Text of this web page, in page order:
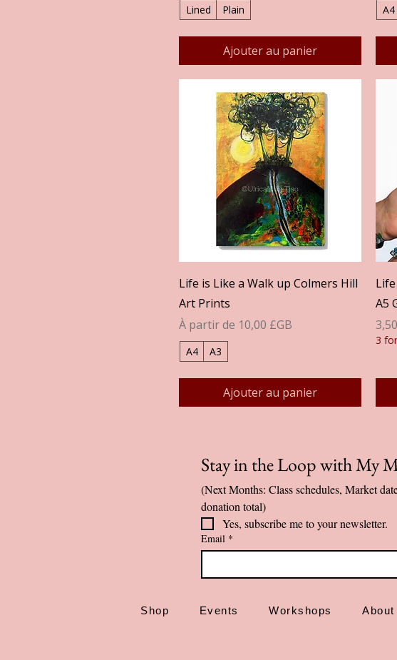
Lined Plain
Ajouter au panier
A4
Aperçu rapide
Life is Like a Walk up Colmers Hill
Art Prints
À partir de 10,00 £GB
Prix promotionnel
A4 A3
Ajouter au panier
A5
Prix
3
Stay in the Loop with My
(Next Months: Class schedules, Market
donation total)
Yes, subscribe me to your newsletter.
Email *
Shop Events Workshops